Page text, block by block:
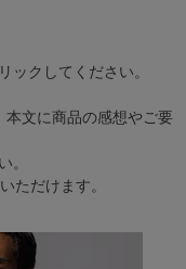
ックしてください。
本文に商品の感想やご要
。
ただけます。